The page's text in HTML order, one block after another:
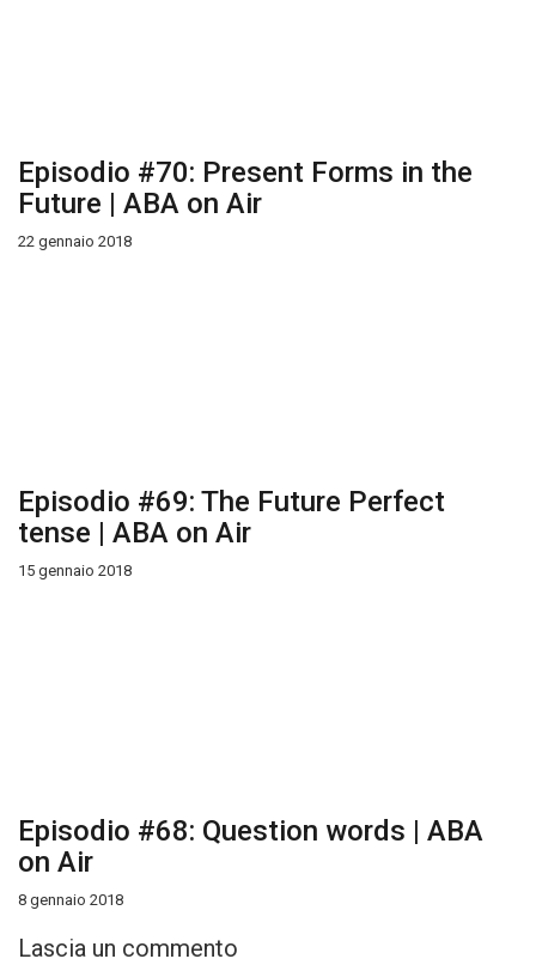
Episodio #70: Present Forms in the
Future | ABA on Air
22 gennaio 2018
Episodio #69: The Future Perfect
tense | ABA on Air
15 gennaio 2018
Episodio #68: Question words | ABA
on Air
8 gennaio 2018
Lascia un commento